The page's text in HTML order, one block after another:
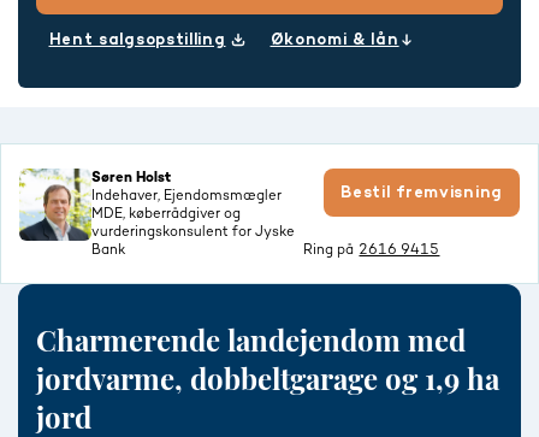
Hent salgsopstilling Økonomi & lån
Søren Holst
Indehaver, Ejendomsmægler
MDE, køberrådgiver og
vurderingskonsulent for Jyske
Bank
Bestil fremvisning
Ring på 2616 9415
Charmerende landejendom med
jordvarme, dobbeltgarage og 1,9 ha
jord